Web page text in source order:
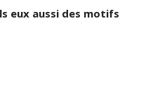
eux aussi des motifs